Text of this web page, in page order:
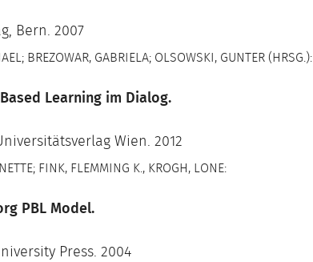
Bern. 2007
BREZOWAR, GABRIELA; OLSOWSKI, GUNTER (HRSG.):
Learning im Dialog.
Wien. 2012
FINK, FLEMMING K., KROGH, LONE:
PBL Model.
Press. 2004